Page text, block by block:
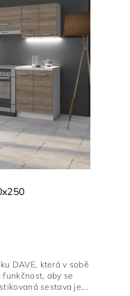
DAVE, která v sobě
aby se
sestava je...